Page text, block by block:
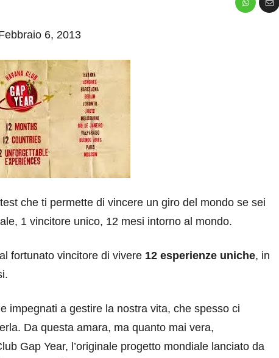
6, 2013
che ti permette di vincere un giro del mondo se sei
1 vincitore unico, 12 mesi intorno al mondo.
fortunato vincitore di vivere 12 esperienze uniche, in
impegnati a gestire la nostra vita, che spesso ci
Da questa amara, ma quanto mai vera,
Gap Year, l’originale progetto mondiale lanciato da